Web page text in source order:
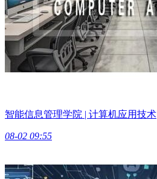
智能信息管理学院 | 计算机应用技术
08-02 09:55